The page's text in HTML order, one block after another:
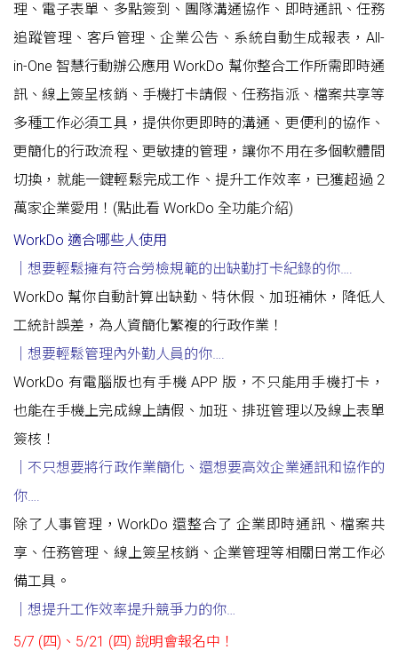
理、電子表單、多點簽到、團隊溝通協作、即時通訊、任務
追蹤管理、客戶管理、企業公告、系統自動生成報表，All-
in-One 智慧行動辦公應用 WorkDo 幫你整合工作所需即時通
訊、線上簽呈核銷、手機打卡請假、任務指派、檔案共享等
多種工作必須工具，提供你更即時的溝通、更便利的協作、
更簡化的行政流程、更敏捷的管理，讓你不用在多個軟體間
切換，就能一鍵輕鬆完成工作、提升工作效率，已獲超過 2
萬家企業愛用！(點此看 WorkDo 全功能介紹)
WorkDo 適合哪些人使用
｜想要輕鬆擁有符合勞檢規範的出缺勤打卡紀錄的你….
WorkDo 幫你自動計算出缺勤、特休假、加班補休，降低人
工統計誤差，為人資簡化繁複的行政作業！
｜想要輕鬆管理內外勤人員的你….
WorkDo 有電腦版也有手機 APP 版，不只能用手機打卡，
也能在手機上完成線上請假、加班、排班管理以及線上表單
簽核！
｜不只想要將行政作業簡化 、還想要高效企業通訊和協作的
你….
除了人事管理，WorkDo 還整合了 企業即時通訊、檔案共
享、任務管理、線上簽呈核銷、企業管理等相關日常工作必
備工具。
｜想提升工作效率提升競爭力的你…
5/7 (四)、5/21 (四) 說明會報名中！